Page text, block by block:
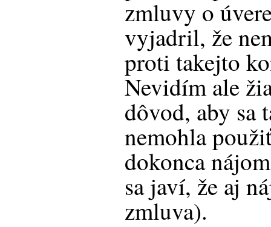
zmluvy o
vyjadril, že
proti takejto
Nevidím ale
dôvod, aby sa
nemohla
dokonca
sa javí, že aj
zmluva).